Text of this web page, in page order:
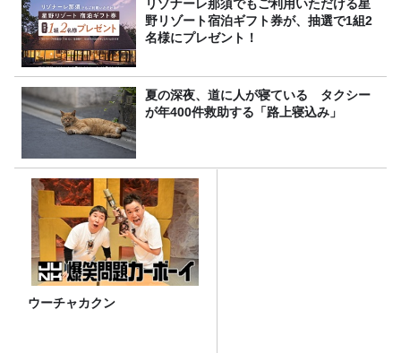
リゾナーレ那須でもご利用いただける星
野リゾート宿泊ギフト券が、抽選で1組2
名様にプレゼント！
夏の深夜、道に人が寝ている タクシー
が年400件救助する「路上寝込み」
ウーチャカクン